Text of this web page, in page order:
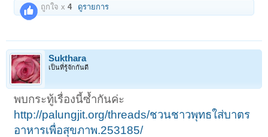
ถูกใจ x4 ดูรายการ
Sukthara
เป็นที่รู้จักกันดี
พบกระทู้เรื่องนี้ซ้ำกันค่ะ
http://palungjit.org/threads/ชวนชาวพุทธใส่บาตร
อาหารเพื่อสุขภาพ.253185/